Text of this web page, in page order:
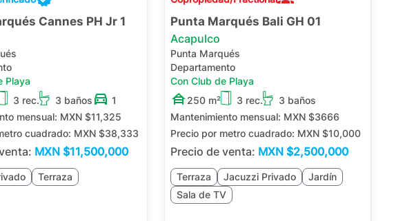
Cannes PH Jr 1
Playa
3 rec. 3 baños
1
mensual: MXN $11,325
cuadrado: MXN $38,333
MXN $11,500,000
Terraza
Punta Marqués Bali GH 01
Acapulco
Punta Marqués
Departamento
Con Club de Playa
250 m²
3 rec.
3 baños
Mantenimiento mensual: MXN $3666
Precio por metro cuadrado: MXN $10,000
Precio de venta: MXN $2,500,000
Terraza Jacuzzi Privado
Jardín
Sala de TV